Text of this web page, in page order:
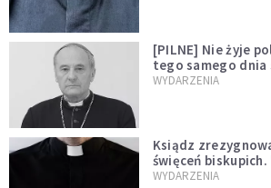
[PILNE] Nie żyje
tego samego dnia
sprawował Mszę
WYDARZENIA
Ksiądz
święceń
niegodny"
WYDARZENIA